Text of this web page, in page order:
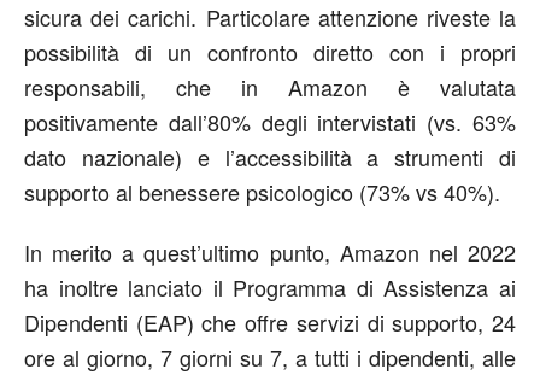
sicura dei carichi. Particolare attenzione riveste la
possibilità di un confronto diretto con i propri
responsabili, che in Amazon è valutata
positivamente dall’80% degli intervistati (vs. 63%
dato nazionale) e l’accessibilità a strumenti di
supporto al benessere psicologico (73% vs 40%).
In merito a quest’ultimo punto, Amazon nel 2022
ha inoltre lanciato il Programma di Assistenza ai
Dipendenti (EAP) che offre servizi di supporto, 24
ore al giorno, 7 giorni su 7, a tutti i dipendenti, alle